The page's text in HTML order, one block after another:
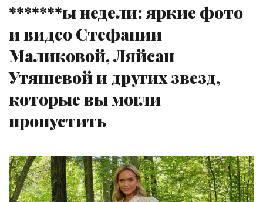
*******ы недели: яркие фото
и видео Стефании
Маликовой, Ляйсан
Утяшевой и других звезд,
которые вы могли
пропустить